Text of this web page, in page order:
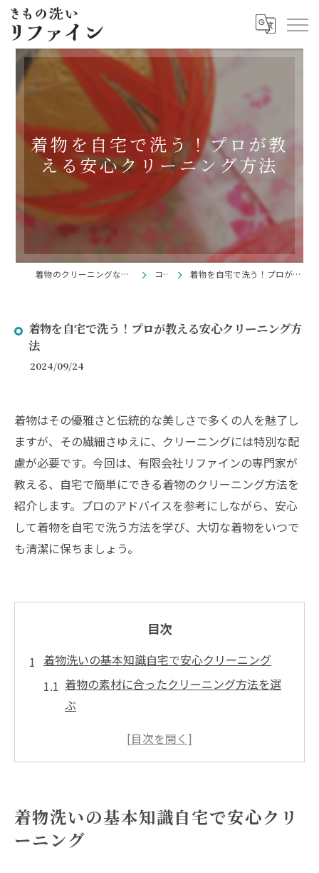
着物を自宅で洗う！プロが教
える安心クリーニング方法
着物のクリーニングならきもの洗い リファイン コラム 着物を自宅で洗う！プロが教える安心クリーニング方法
着物を自宅で洗う！プロが教える安心クリーニング方
法
2024/09/24
着物はその優雅さと伝統的な美しさで多くの人を魅了し
ますが、その繊細さゆえに、クリーニングには特別な配
慮が必要です。今回は、有限会社リファインの専門家が
教える、自宅で簡単にできる着物のクリーニング方法を
紹介します。プロのアドバイスを参考にしながら、安心
して着物を自宅で洗う方法を学び、大切な着物をいつで
も清潔に保ちましょう。
目次
着物洗いの基本知識自宅で安心クリーニング
着物の素材に合ったクリーニング方法を選
ぶ
自宅での着物洗いに必要な道具と準備
自宅でのクリーニングとプロのクリーニン
グの違い
着物洗いの基本知識自宅で安心クリ
ーニング